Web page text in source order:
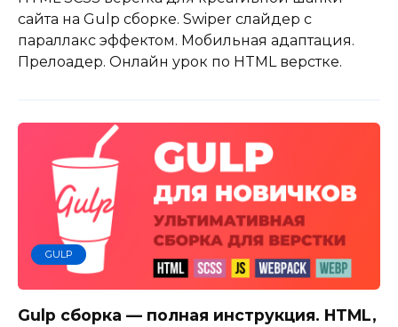
сайта на Gulp сборке. Swiper слайдер с
параллакс эффектом. Мобильная адаптация.
Прелоадер. Онлайн урок по HTML верстке.
GULP
Gulp сборка — полная инструкция. HTML,